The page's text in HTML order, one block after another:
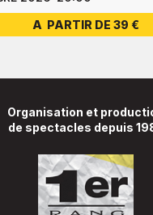
A PARTIR DE 39 €
Organisation et
de spectacles depuis